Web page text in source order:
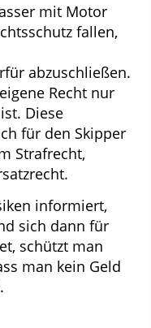
mit Motor
fallen,
abzuschließen.
Recht nur
Diese
für den Skipper
Strafrecht,
informiert,
sich dann für
schützt man
man kein Geld